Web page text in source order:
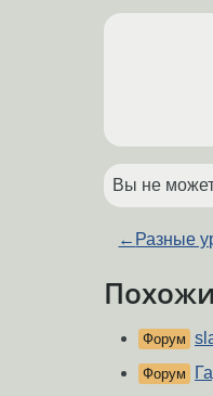
Вы не
← Разные
Форум
Форум